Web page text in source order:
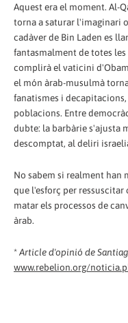
Aquest era el moment. Al-
torna a saturar l'imaginari
cadàver de Bin Laden es
fantasmalment de totes
complirà el vaticini
el món àrab-musulmà
fanatismes i
poblacions. Entre
dubte: la barbàrie s'ajusta
descomptat, al deliri
No sabem si realment han
que l'esforç per
matar els processos de
àrab.
*Article d'opinió de
www.rebelion.org/